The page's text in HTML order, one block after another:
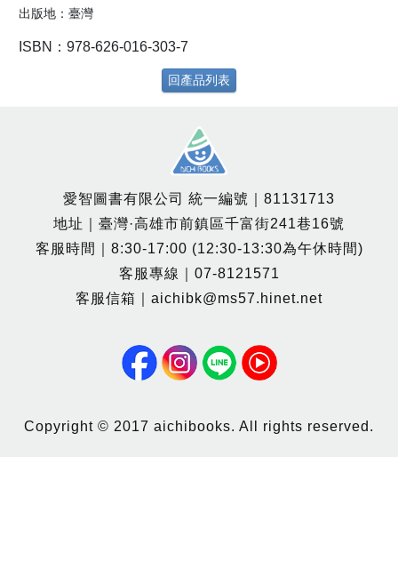
出版地：臺灣
ISBN：978-626-016-303-7
回產品列表
愛智圖書有限公司 統一編號｜81131713
地址｜臺灣·高雄市前鎮區千富街241巷16號
客服時間｜8:30-17:00 (12:30-13:30為午休時間)
客服專線｜07-8121571
客服信箱｜aichibk@ms57.hinet.net
Copyright © 2017 aichibooks. All rights reserved.